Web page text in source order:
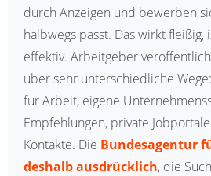
durch Anzeigen und bewerben
halbwegs passt. Das wirkt fleißig,
effektiv. Arbeitgeber
über sehr unterschiedliche
für Arbeit, eigene
Empfehlungen, private
Kontakte. Die Bundesagentur
deshalb ausdrücklich, die